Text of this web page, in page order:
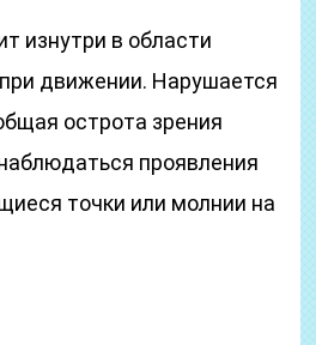
изнутри в области
движении. Нарушается
острота зрения
проявления
точки или молнии на